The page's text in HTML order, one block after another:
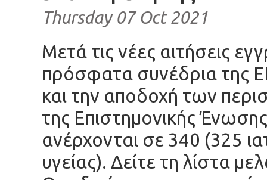
Thursday 07 Oct 2021
Μετά τις νέες αιτήσεις
πρόσφατα συνέδρια της
και την αποδοχή των
της Επιστημονικής
ανέρχονται σε 340 (325
υγείας). Δείτε τη λίστα